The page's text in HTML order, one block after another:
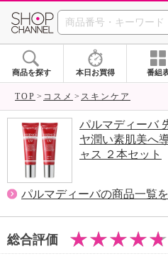
商品を探す 本日お買得 番組
TOP コスメ スキンケア
パルマディーバ
ヤ潤い素肌美へ
ャス ２本セット
パルマディーバの商品一覧
総合評価